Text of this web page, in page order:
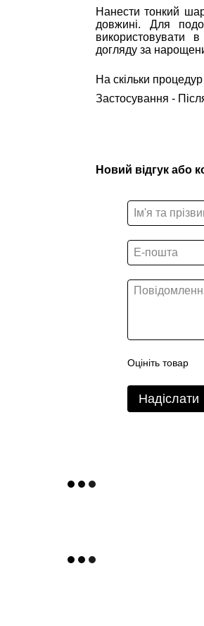
Нанести тонкий
довжині. Для
використовувати
догляду за
На скільки
Застосування -
Новий відгук або
Оцініть товар
Надіслати